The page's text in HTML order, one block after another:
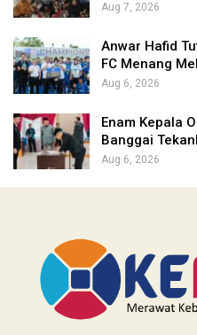
Aug 7, 2026
Anwar Hafid
FC Menang
Aug 6, 2026
Enam Kepala
Banggai
Aug 6, 2026